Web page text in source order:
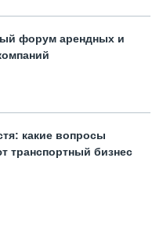
форум арендных и
какие вопросы
транспортный бизнес